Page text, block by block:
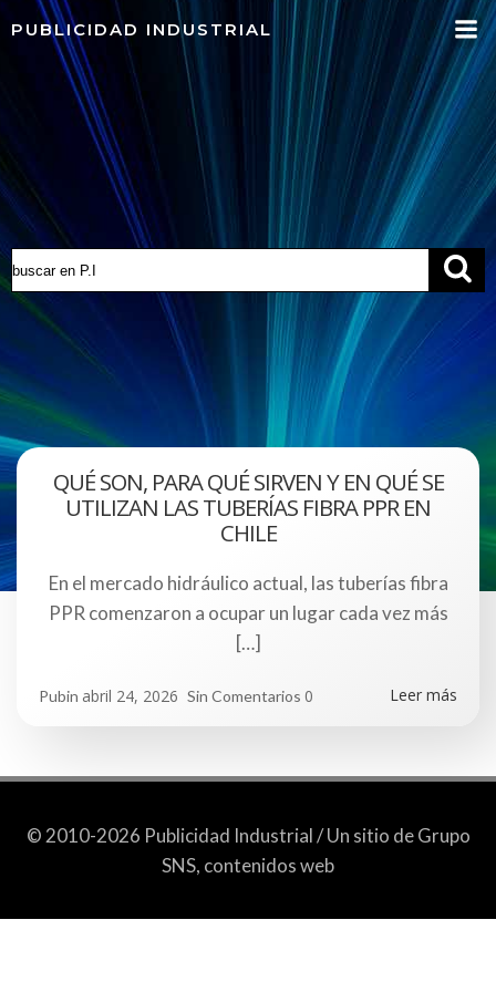
Saltar
al
contenido
PUBLICIDAD INDUSTRIAL
QUÉ SON, PARA QUÉ SIRVEN Y EN QUÉ SE
UTILIZAN LAS TUBERÍAS FIBRA PPR EN
CHILE
En el mercado hidráulico actual, las tuberías fibra
PPR comenzaron a ocupar un lugar cada vez más
[…]
Pubin abril 24, 2026 Sin Comentarios 0 Leer más
© 2010-2026 Publicidad Industrial / Un sitio de Grupo
SNS, contenidos web